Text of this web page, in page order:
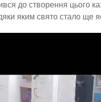
до створення цього
яким свято стало ще